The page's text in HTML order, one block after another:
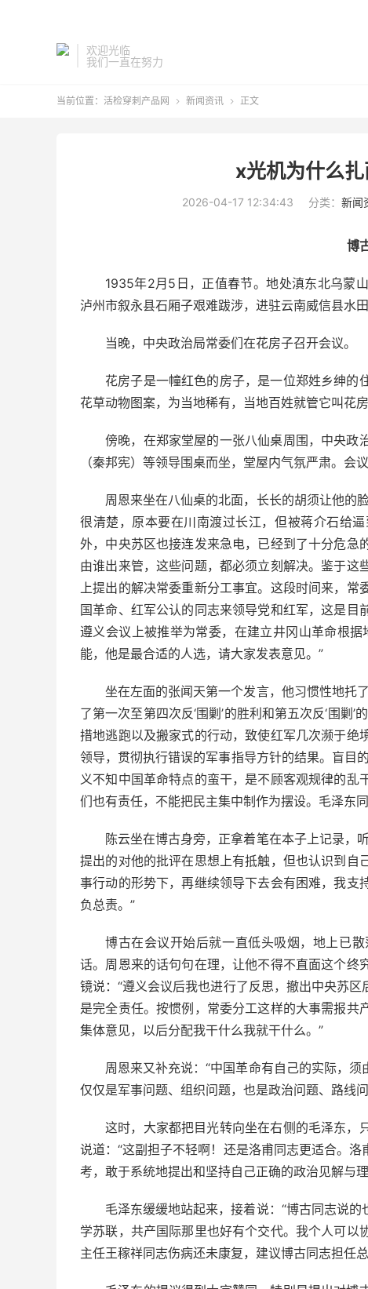
欢迎光临
我们一直在努力
当前位置： 活检穿刺产品网  新闻资讯  正文
x光机为什么扎
2026-04-17 12:34:43 分类： 新闻
博
1935年2月5日，正值春节。地处滇东北乌蒙
泸州市叙永县石厢子艰难跋涉，进驻云南威信县水
当晚，中央政治局常委们在花房子召开会议。
花房子是一幢红色的房子，是一位郑姓乡绅的
花草动物图案，为当地稀有，当地百姓就管它叫花房
傍晚，在郑家堂屋的一张八仙桌周围，中央政
（秦邦宪）等领导围桌而坐，堂屋内气氛严肃。会
周恩来坐在八仙桌的北面，长长的胡须让他的
很清楚，原本要在川南渡过长江，但被蒋介石给
外，中央苏区也接连发来急电，已经到了十分危急
由谁出来管，这些问题，都必须立刻解决。鉴于
上提出的解决常委重新分工事宜。这段时间来，
国革命、红军公认的同志来领导党和红军，这是
遵义会议上被推举为常委，在建立井冈山革命根据
能，他是最合适的人选，请大家发表意见。”
坐在左面的张闻天第一个发言，他习惯性地托
了第一次至第四次反‘围剿’的胜利和第五次反‘围剿
措地逃跑以及搬家式的行动，致使红军几次濒于
领导，贯彻执行错误的军事指导方针的结果。盲目
义不知中国革命特点的蛮干，是不顾客观规律的
们也有责任，不能把民主集中制作为摆设。毛泽东
陈云坐在博古身旁，正拿着笔在本子上记录，
提出的对他的批评在思想上有抵触，但也认识到
事行动的形势下，再继续领导下去会有困难，我
负总责。”
博古在会议开始后就一直低头吸烟，地上已
话。周恩来的话句句在理，让他不得不直面这个
镜说：“遵义会议后我也进行了反思，撤出中央苏
是完全责任。按惯例，常委分工这样的大事需报
集体意见，以后分配我干什么我就干什么。”
周恩来又补充说：“中国革命有自己的实际，
仅仅是军事问题、组织问题，也是政治问题、路线
这时，大家都把目光转向坐在右侧的毛泽东，
说道：“这副担子不轻啊！还是洛甫同志更适合。
考，敢于系统地提出和坚持自己正确的政治见解与
毛泽东缓缓地站起来，接着说：“博古同志说
学苏联，共产国际那里也好有个交代。我个人可
主任王稼祥同志伤病还未康复，建议博古同志担任